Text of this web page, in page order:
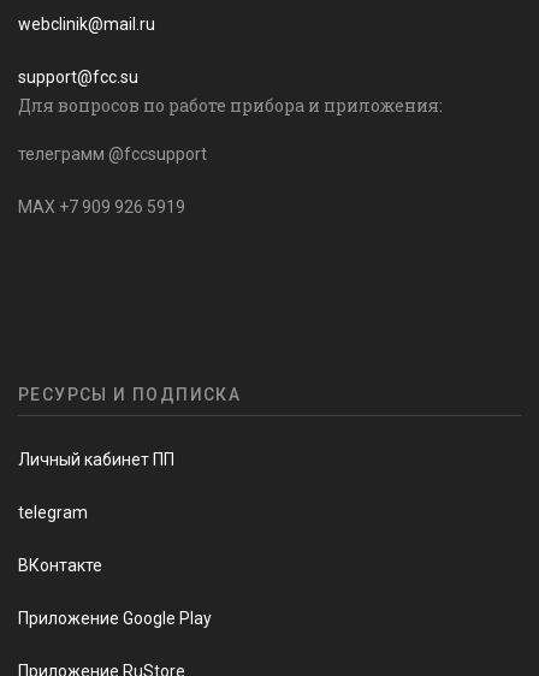
webclinik@mail.ru
support@fcc.su
Для вопросов по работе прибора и приложения:
телеграмм @fccsupport
MAX +7 909 926 5919
РЕСУРСЫ И ПОДПИСКА
Личный кабинет ПП
telegram
ВКонтакте
Приложение Google Play
Приложение RuStore